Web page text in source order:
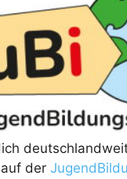
der